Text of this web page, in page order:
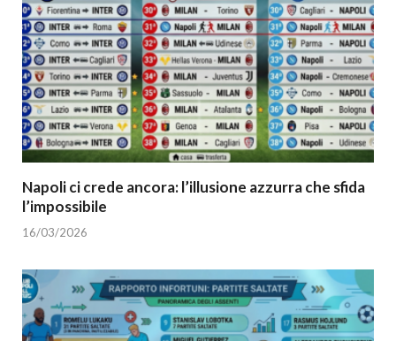
Napoli ci crede ancora: l’illusione azzurra che sfida
l’impossibile
16/03/2026